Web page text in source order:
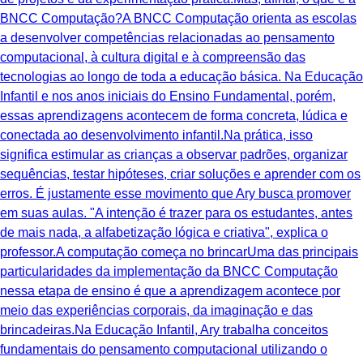
BNCC Computação?A BNCC Computação orienta as escolas
a desenvolver competências relacionadas ao pensamento
computacional, à cultura digital e à compreensão das
tecnologias ao longo de toda a educação básica. Na Educação
Infantil e nos anos iniciais do Ensino Fundamental, porém,
essas aprendizagens acontecem de forma concreta, lúdica e
conectada ao desenvolvimento infantil.Na prática, isso
significa estimular as crianças a observar padrões, organizar
sequências, testar hipóteses, criar soluções e aprender com os
erros. É justamente esse movimento que Ary busca promover
em suas aulas. "A intenção é trazer para os estudantes, antes
de mais nada, a alfabetização lógica e criativa", explica o
professor.A computação começa no brincarUma das principais
particularidades da implementação da BNCC Computação
nessa etapa de ensino é que a aprendizagem acontece por
meio das experiências corporais, da imaginação e das
brincadeiras.Na Educação Infantil, Ary trabalha conceitos
fundamentais do pensamento computacional utilizando o